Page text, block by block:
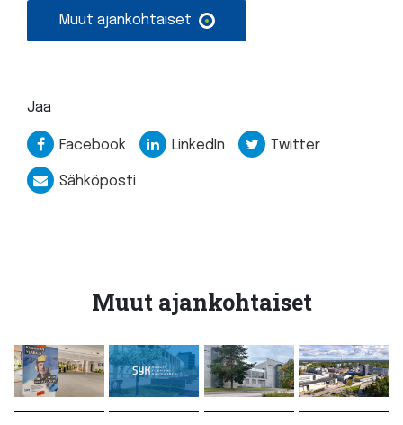
Muut ajankohtaiset
Jaa
Facebook LinkedIn Twitter
Sähköposti
Muut ajankohtaiset